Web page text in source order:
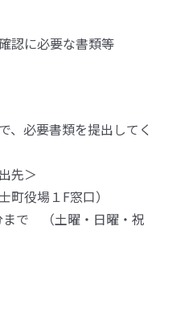
認に必要な書類等
、必要書類を提出してく
先＞
役場１F窓口）
まで （土曜・日曜・祝